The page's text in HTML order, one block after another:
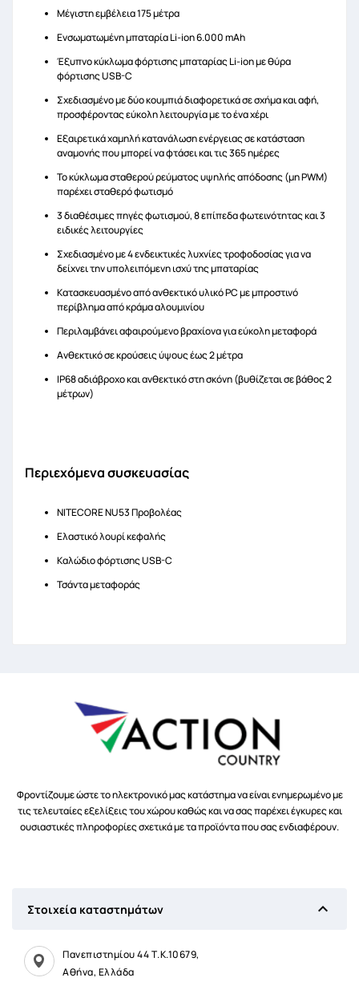
Μέγιστη εμβέλεια 175 μέτρα
Ενσωματωμένη μπαταρία Li-ion 6.000 mAh
Έξυπνο κύκλωμα φόρτισης μπαταρίας Li-ion με θύρα
φόρτισης USB-C
Σχεδιασμένο με δύο κουμπιά διαφορετικά σε σχήμα και αφή,
προσφέροντας εύκολη λειτουργία με το ένα χέρι
Εξαιρετικά χαμηλή κατανάλωση ενέργειας σε κατάσταση
αναμονής που μπορεί να φτάσει και τις 365 ημέρες
Το κύκλωμα σταθερού ρεύματος υψηλής απόδοσης (μη PWM)
παρέχει σταθερό φωτισμό
3 διαθέσιμες πηγές φωτισμού, 8 επίπεδα φωτεινότητας και 3
ειδικές λειτουργίες
Σχεδιασμένο με 4 ενδεικτικές λυχνίες τροφοδοσίας για να
δείχνει την υπολειπόμενη ισχύ της μπαταρίας
Κατασκευασμένο από ανθεκτικό υλικό PC με μπροστινό
περίβλημα από κράμα αλουμινίου
Περιλαμβάνει αφαιρούμενο βραχίονα για εύκολη μεταφορά
Ανθεκτικό σε κρούσεις ύψους έως 2 μέτρα
IP68 αδιάβροχο και ανθεκτικό στη σκόνη (βυθίζεται σε βάθος 2
μέτρων)
Περιεχόμενα συσκευασίας
NITECORE NU53 Προβολέας
Ελαστικό λουρί κεφαλής
Καλώδιο φόρτισης USB-C
Τσάντα μεταφοράς
Φροντίζουμε ώστε το ηλεκτρονικό μας κατάστημα να είναι ενημερωμένο με
τις τελευταίες εξελίξεις του χώρου καθώς και να σας παρέχει έγκυρες και
ουσιαστικές πληροφορίες σχετικά με τα προϊόντα που σας ενδιαφέρουν.
Στοιχεία καταστημάτων 
Πανεπιστημίου 44 Τ.Κ.10679,
Αθήνα, Ελλάδα